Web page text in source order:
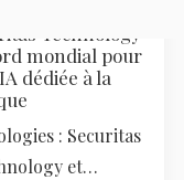
Technology
mondial pour
dédiée à la
: Securitas
et…